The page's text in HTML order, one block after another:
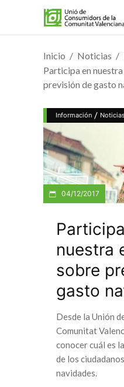
Inicio Noticias
Participa en
previsión de gasto
Información /
04/12/2017
nuestra
sobre
gasto
Desde la Unión
Comunitat
conocer cuál es
de los
navidades.